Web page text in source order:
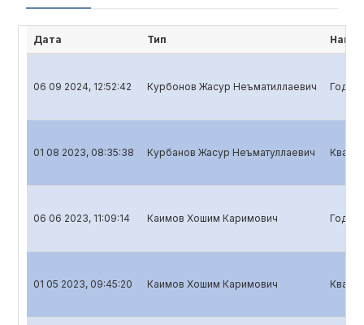
Дата Тип
06 09 2024, 12:52:42 Курбонов Жасур Неъматиллаевич
01 08 2023, 08:35:38 Курбанов Жасур Неъматуллаевич
06 06 2023, 11:09:14 Каимов Хошим Каримович
01 05 2023, 09:45:20 Каимов Хошим Каримович